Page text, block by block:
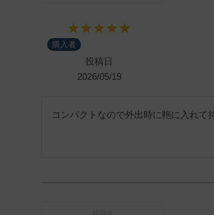
購入者
投稿日
2026/05/19
コンパクトなので外出時に鞄に入れて